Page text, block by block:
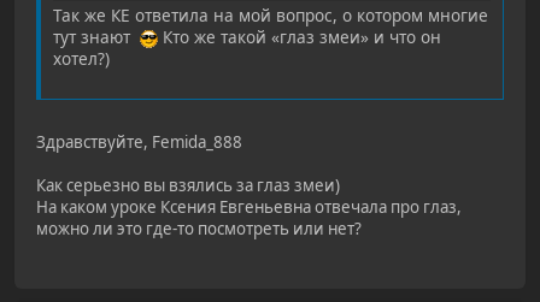
Так же КЕ ответила на мой вопрос, о котором многие
тут знают
Кто же такой «глаз змеи» и что он
хотел?)
Здравствуйте, Femida_888
Как серьезно вы взялись за глаз змеи)
На каком уроке Ксения Евгеньевна отвечала про глаз,
можно ли это где-то посмотреть или нет?